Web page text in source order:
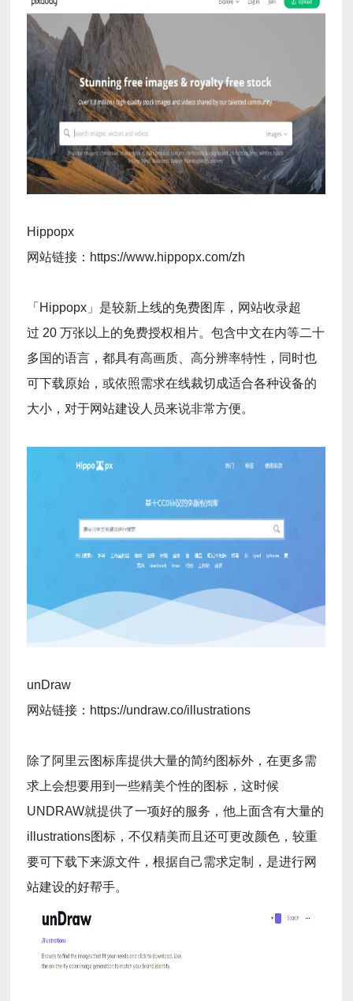
Hippopx
网站链接：https://www.hippopx.com/zh
「Hippopx」是较新上线的免费图库，网站收录超
过 20 万张以上的免费授权相片。包含中文在内等二十
多国的语言，都具有高画质、高分辨率特性，同时也
可下载原始，或依照需求在线裁切成适合各种设备的
大小，对于网站建设人员来说非常方便。
unDraw
网站链接：https://undraw.co/illustrations
除了阿里云图标库提供大量的简约图标外，在更多需
求上会想要用到一些精美个性的图标，这时候
UNDRAW就提供了一项好的服务，他上面含有大量的
illustrations图标，不仅精美而且还可更改颜色，较重
要可下载下来源文件，根据自己需求定制，是进行网
站建设的好帮手。